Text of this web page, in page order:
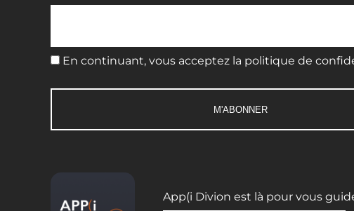
En continuant, vous acceptez la politique de
App(i Divion est là pour vous